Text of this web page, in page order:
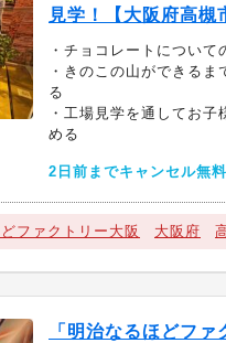
見学！【大阪府高槻
・チョコレートについて
・きのこの山ができるま
る
・工場見学を通してお子
める
2日前までキャンセル無料
ファクトリー大阪 大阪府
「明治なるほどファ